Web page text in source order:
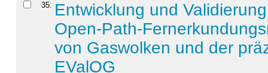
35. Entwicklung und
Open-Path-
von Gaswolken und der
EValOG